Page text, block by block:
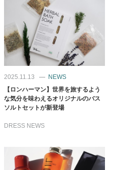
2025.11.13
NEWS
【ロンハーマン】世界を旅するよう
な気分を味わえるオリジナルのバス
ソルトセットが新登場
DRESS NEWS